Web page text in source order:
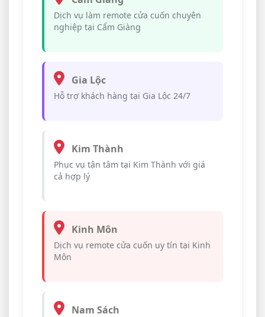
Dịch vụ làm remote cửa cuốn chuyên
nghiệp tại Cẩm Giàng
Gia Lộc
Hỗ trợ khách hàng tại Gia Lộc 24/7
Kim Thành
Phục vụ tận tâm tại Kim Thành với giá
cả hợp lý
Kinh Môn
Dịch vụ remote cửa cuốn uy tín tại Kinh
Môn
Nam Sách